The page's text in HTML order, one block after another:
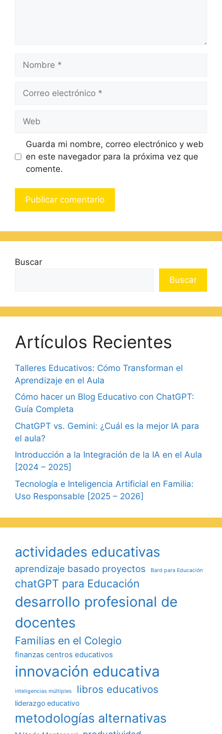
Guarda mi nombre, correo electrónico y web
en este navegador para la próxima vez que
comente.
Buscar
Buscar
Artículos Recientes
Talleres Educativos: Cómo Transforman el
Aprendizaje en el Aula
Cómo hacer un Blog Educativo con ChatGPT:
Guía Completa
ChatGPT vs. Gemini: ¿Cuál es la mejor IA para
el aula?
Introducción a la Integración de la IA en el Aula
[2024 – 2025]
Tecnología e Inteligencia Artificial en Familia:
Uso Responsable [2025 – 2026]
actividades educativas
aprendizaje basado proyectos Bard para Educación
chatGPT para Educación
desarrollo profesional de
docentes
Familias en el Colegio
finanzas centros educativos
innovación educativa
inteligencias múltiples libros educativos
liderazgo educativo
metodologías alternativas